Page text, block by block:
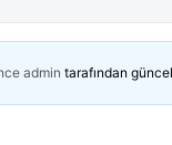
admin tarafından